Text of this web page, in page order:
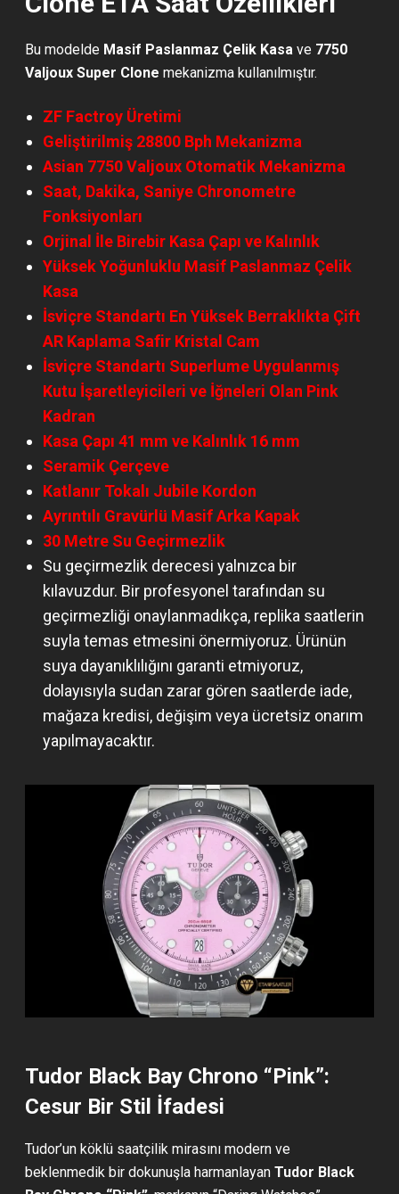
Bu modelde Masif Paslanmaz Çelik Kasa ve 7750
Valjoux Super Clone mekanizma kullanılmıştır.
ZF Factroy Üretimi
Geliştirilmiş 28800 Bph Mekanizma
Asian 7750 Valjoux Otomatik Mekanizma
Saat, Dakika, Saniye Chronometre
Fonksiyonları
Orjinal İle Birebir Kasa Çapı ve Kalınlık
Yüksek Yoğunluklu Masif Paslanmaz Çelik
Kasa
İsviçre Standartı En Yüksek Berraklıkta Çift
AR Kaplama Safir Kristal Cam
İsviçre Standartı Superlume Uygulanmış
Kutu İşaretleyicileri ve İğneleri Olan Pink
Kadran
Kasa Çapı 41 mm ve Kalınlık 16 mm
Seramik Çerçeve
Katlanır Tokalı Jubile Kordon
Ayrıntılı Gravürlü Masif Arka Kapak
30 Metre Su Geçirmezlik
Su geçirmezlik derecesi yalnızca bir
kılavuzdur. Bir profesyonel tarafından su
geçirmezliği onaylanmadıkça, replika saatlerin
suyla temas etmesini önermiyoruz. Ürünün
suya dayanıklılığını garanti etmiyoruz,
dolayısıyla sudan zarar gören saatlerde iade,
mağaza kredisi, değişim veya ücretsiz onarım
yapılmayacaktır.
Tudor Black Bay Chrono “Pink”:
Cesur Bir Stil İfadesi
Tudor’un köklü saatçilik mirasını modern ve
beklenmedik bir dokunuşla harmanlayanTudor Black